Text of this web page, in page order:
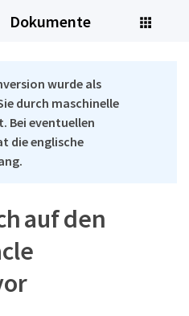
Dokumente
wurde als
durch maschinelle
Bei eventuellen
die englische
auf den